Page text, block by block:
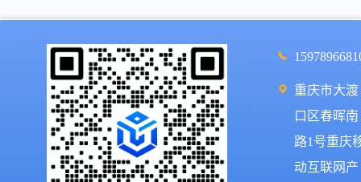
重庆市大渡
口区春晖南
路1号重庆
动互联网产